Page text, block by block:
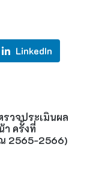
LinkedIn
วจประเมินผล
า ครั้งที่
2565-2566)